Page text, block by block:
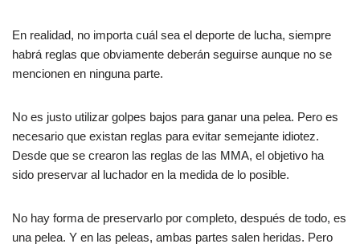
En realidad, no importa cuál sea el deporte de lucha, siempre
habrá reglas que obviamente deberán seguirse aunque no se
mencionen en ninguna parte.
No es justo utilizar golpes bajos para ganar una pelea. Pero es
necesario que existan reglas para evitar semejante idiotez.
Desde que se crearon las reglas de las MMA, el objetivo ha
sido preservar al luchador en la medida de lo posible.
No hay forma de preservarlo por completo, después de todo, es
una pelea. Y en las peleas, ambas partes salen heridas. Pero